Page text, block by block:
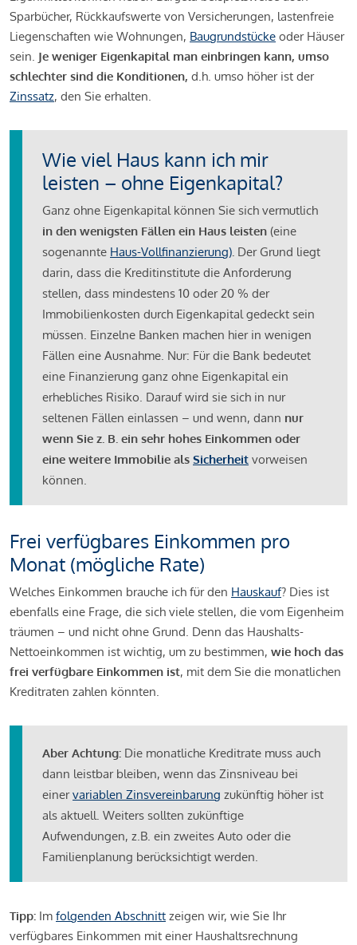
Sparbücher, Rückkaufswerte von Versicherungen, lastenfreie
Liegenschaften wie Wohnungen, Baugrundstücke oder Häuser
sein. Je weniger Eigenkapital man einbringen kann, umso
schlechter sind die Konditionen, d.h. umso höher ist der
Zinssatz, den Sie erhalten.
Wie viel Haus kann ich mir
leisten – ohne Eigenkapital?
Ganz ohne Eigenkapital können Sie sich vermutlich
in den wenigsten Fällen ein Haus leisten (eine
sogenannte Haus-Vollfinanzierung). Der Grund liegt
darin, dass die Kreditinstitute die Anforderung
stellen, dass mindestens 10 oder 20 % der
Immobilienkosten durch Eigenkapital gedeckt sein
müssen. Einzelne Banken machen hier in wenigen
Fällen eine Ausnahme. Nur: Für die Bank bedeutet
eine Finanzierung ganz ohne Eigenkapital ein
erhebliches Risiko. Darauf wird sie sich in nur
seltenen Fällen einlassen – und wenn, dann nur
wenn Sie z. B. ein sehr hohes Einkommen oder
eine weitere Immobilie als Sicherheit vorweisen
können.
Frei verfügbares Einkommen pro
Monat (mögliche Rate)
Welches Einkommen brauche ich für den Hauskauf? Dies ist
ebenfalls eine Frage, die sich viele stellen, die vom Eigenheim
träumen – und nicht ohne Grund. Denn das Haushalts-
Nettoeinkommen ist wichtig, um zu bestimmen, wie hoch das
frei verfügbare Einkommen ist, mit dem Sie die monatlichen
Kreditraten zahlen könnten.
Aber Achtung: Die monatliche Kreditrate muss auch
dann leistbar bleiben, wenn das Zinsniveau bei
einervariablen Zinsvereinbarung zukünftig höher ist
als aktuell. Weiters sollten zukünftige
Aufwendungen, z.B. ein zweites Auto oder die
Familienplanung berücksichtigt werden.
Tipp: Im folgenden Abschnitt zeigen wir, wie Sie Ihr
verfügbares Einkommen mit einer Haushaltsrechnung